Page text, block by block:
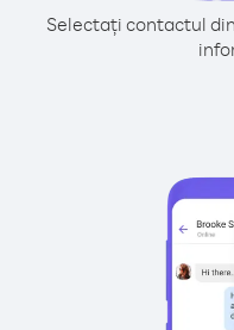
Selectați contactul